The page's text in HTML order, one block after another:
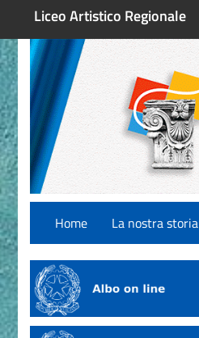
Liceo Artistico Regionale
Home La nostra storia